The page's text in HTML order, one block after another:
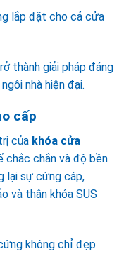
lắp đặt cho cả cửa
thành giải pháp đáng
nhà hiện đại.
cấp
của khóa cửa
chắc chắn và độ bền
lại sự cứng cáp,
và thân khóa SUS
không chỉ đẹp